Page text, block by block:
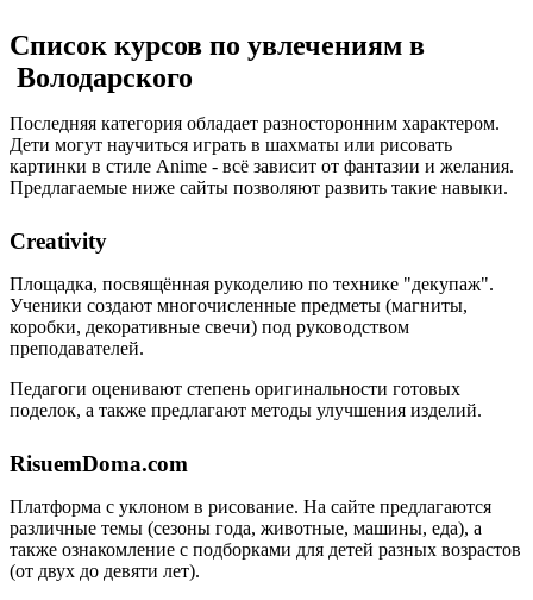
Список курсов по увлечениям в
Володарского
Последняя категория обладает разносторонним характером.
Дети могут научиться играть в шахматы или рисовать
картинки в стиле Anime - всё зависит от фантазии и желания.
Предлагаемые ниже сайты позволяют развить такие навыки.
Creativity
Площадка, посвящённая рукоделию по технике "декупаж".
Ученики создают многочисленные предметы (магниты,
коробки, декоративные свечи) под руководством
преподавателей.
Педагоги оценивают степень оригинальности готовых
поделок, а также предлагают методы улучшения изделий.
RisuemDoma.com
Платформа с уклоном в рисование. На сайте предлагаются
различные темы (сезоны года, животные, машины, еда), а
также ознакомление с подборками для детей разных возрастов
(от двух до девяти лет).